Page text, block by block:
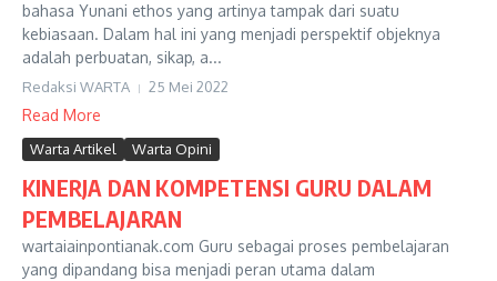
bahasa Yunani ethos yang artinya tampak dari suatu
kebiasaan. Dalam hal ini yang menjadi perspektif objeknya
adalah perbuatan, sikap, a...
Redaksi WARTA 25 Mei 2022
Read More
Warta Artikel Warta Opini
KINERJA DAN KOMPETENSI GURU DALAM
PEMBELAJARAN
wartaiainpontianak.com Guru sebagai proses pembelajaran
yang dipandang bisa menjadi peran utama dalam